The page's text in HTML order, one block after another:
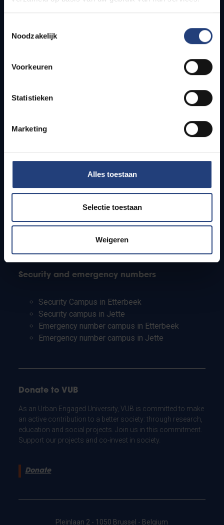
Noodzakelijk
Voorkeuren
Statistieken
Marketing
Alles toestaan
Selectie toestaan
Weigeren
Quick links
How to get to the VUB campuses
Students
PhD students
Teachers and secondary schools
Working students
Security and emergency numbers
Security Campus in Etterbeek
Security campus in Jette
Emergency number campus in Etterbeek
Emergency number campus in Jette
Donate to VUB
As an Urban Engaged University, VUB is committed to make
an active contribution to a better society: through research,
education and social projects. Join us in this commitment.
Support our projects and co-invest in society.
Donate
Pleinlaan 2 - 1050 Brussel - Belgium